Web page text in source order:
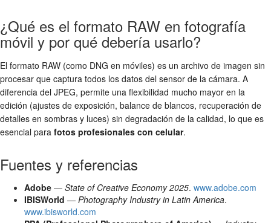
¿Qué es el formato RAW en fotografía
móvil y por qué debería usarlo?
El formato RAW (como DNG en móviles) es un archivo de imagen sin
procesar que captura todos los datos del sensor de la cámara. A
diferencia del JPEG, permite una flexibilidad mucho mayor en la
edición (ajustes de exposición, balance de blancos, recuperación de
detalles en sombras y luces) sin degradación de la calidad, lo que es
esencial para fotos profesionales con celular.
Fuentes y referencias
Adobe — State of Creative Economy 2025. www.adobe.com
IBISWorld — Photography Industry in Latin America.
www.ibisworld.com